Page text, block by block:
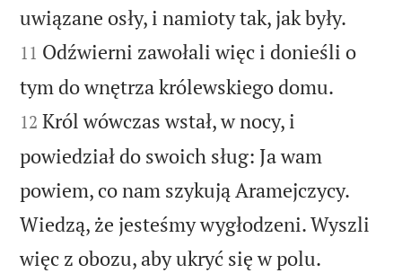
uwiązane osły, i namioty tak, jak były.
11 Odźwierni zawołali więc i donieśli o
tym do wnętrza królewskiego domu.
12 Król wówczas wstał, w nocy, i
powiedział do swoich sług: Ja wam
powiem, co nam szykują Aramejczycy.
Wiedzą, że jesteśmy wygłodzeni. Wyszli
więc z obozu, aby ukryć się w polu.